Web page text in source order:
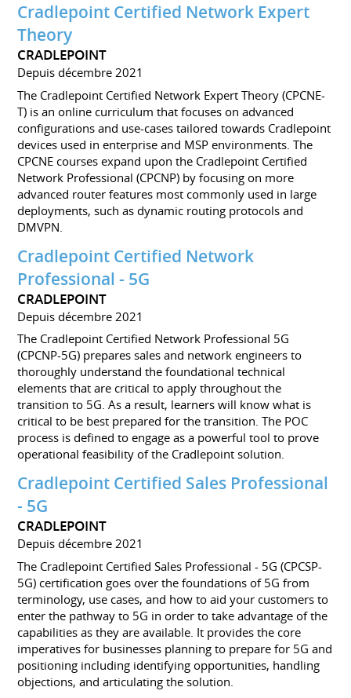
Cradlepoint Certified Network Expert
Theory
CRADLEPOINT
Depuis décembre 2021
The Cradlepoint Certified Network Expert Theory (CPCNE-
T) is an online curriculum that focuses on advanced
configurations and use-cases tailored towards Cradlepoint
devices used in enterprise and MSP environments. The
CPCNE courses expand upon the Cradlepoint Certified
Network Professional (CPCNP) by focusing on more
advanced router features most commonly used in large
deployments, such as dynamic routing protocols and
DMVPN.
Cradlepoint Certified Network
Professional - 5G
CRADLEPOINT
Depuis décembre 2021
The Cradlepoint Certified Network Professional 5G
(CPCNP-5G) prepares sales and network engineers to
thoroughly understand the foundational technical
elements that are critical to apply throughout the
transition to 5G. As a result, learners will know what is
critical to be best prepared for the transition. The POC
process is defined to engage as a powerful tool to prove
operational feasibility of the Cradlepoint solution.
Cradlepoint Certified Sales Professional
- 5G
CRADLEPOINT
Depuis décembre 2021
The Cradlepoint Certified Sales Professional - 5G (CPCSP-
5G) certification goes over the foundations of 5G from
terminology, use cases, and how to aid your customers to
enter the pathway to 5G in order to take advantage of the
capabilities as they are available. It provides the core
imperatives for businesses planning to prepare for 5G and
positioning including identifying opportunities, handling
objections, and articulating the solution.